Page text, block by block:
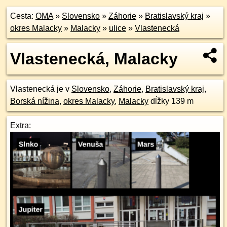
Cesta: OMA» Slovensko » Záhorie » Bratislavský kraj »
okres Malacky » Malacky » ulice » Vlastenecká
Vlastenecká, Malacky
Vlastenecká je v Slovensko, Záhorie, Bratislavský kraj,
Borská nížina, okres Malacky, Malacky dĺžky 139 m
Extra: